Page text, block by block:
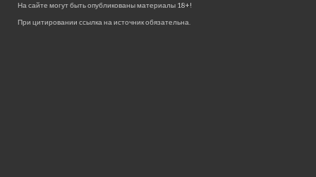
На сайте могут быть опубликованы материалы 18+!
При цитировании ссылка на источник обязательна.